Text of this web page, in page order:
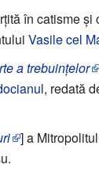
în catisme și
Vasile cel
a trebuințelor
, redată
] a